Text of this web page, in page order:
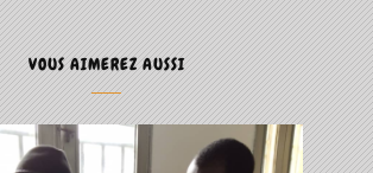
VOUS AIMEREZ AUSSI